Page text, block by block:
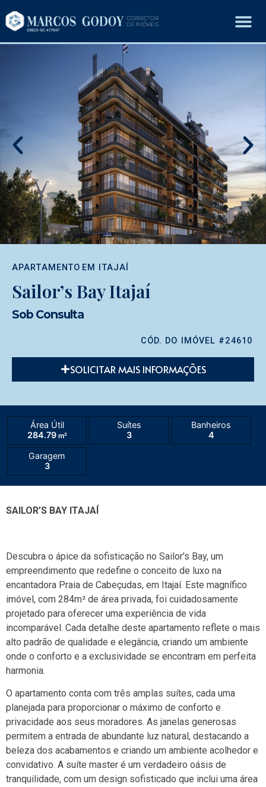
APARTAMENTO EM ITAJAÍ
Sailor’s Bay Itajaí
Sob Consulta
CÓD. DO IMÓVEL #24610
SOLICITAR MAIS INFORMAÇÕES
Área Útil
284.79m²
Suítes
3
Banheiros
4
Garagem
3
SAILOR’S BAY ITAJAÍ
Descubra o ápice da sofisticação no Sailor’s Bay, um
empreendimento que redefine o conceito de luxo na
encantadora Praia de Cabeçudas, em Itajaí. Este magnífico
imóvel, com 284m² de área privada, foi cuidadosamente
projetado para oferecer uma experiência de vida
incomparável. Cada detalhe deste apartamento reflete o mais
alto padrão de qualidade e elegância, criando um ambiente
onde o conforto e a exclusividade se encontram em perfeita
harmonia.
O apartamento conta com três amplas suítes, cada uma
planejada para proporcionar o máximo de conforto e
privacidade aos seus moradores. As janelas generosas
permitem a entrada de abundante luz natural, destacando a
beleza dos acabamentos e criando um ambiente acolhedor e
convidativo. A suíte master é um verdadeiro oásis de
tranquilidade, com um design sofisticado que inclui uma área